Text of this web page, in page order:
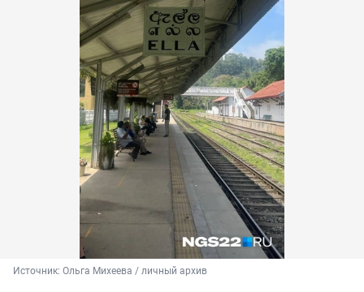
Источник: Ольга Михеева / личный архив